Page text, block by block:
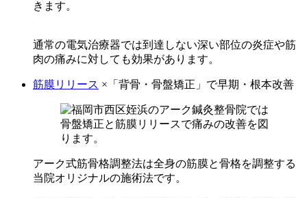
きます。
通常の電気治療器では到達しない深い部位の炎症や筋
肉の痛みに対しても効果があります。
筋膜リリース ×「背骨・骨盤矯正」で早期・根本改善
アーク式筋骨格調整法は全身の筋膜と骨格を調整する
当院オリジナルの施術法です。